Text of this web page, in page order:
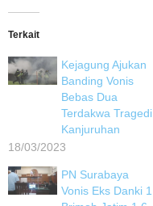
Terkait
Kejagung Ajukan
Banding Vonis
Bebas Dua
Terdakwa Tragedi
Kanjuruhan
18/03/2023
PN Surabaya
Vonis Eks Danki 1